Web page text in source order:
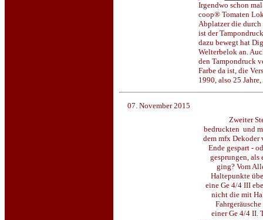
Irgendwo schon
coop® Tomaten
Abplatzer die
ist der
dazu bewegt hat
Welterbelok an.
den Tampondruck
Farbe da ist, die
1990, also 25
07. November 2015
Zweiter
bedruckten und
dem mfx Dekoder
Ende gespart -
gesprungen, als
ging? Vom
Haltepunkte
eine Ge 4/4 III
nicht die mit
einer Ge 4/4 II.